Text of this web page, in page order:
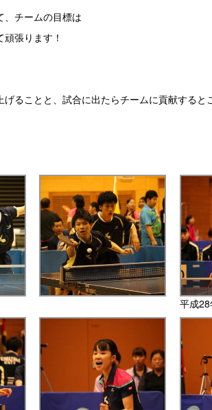
チームの目標は
張ります！
ることと、試合に出たらチームに貢献すると